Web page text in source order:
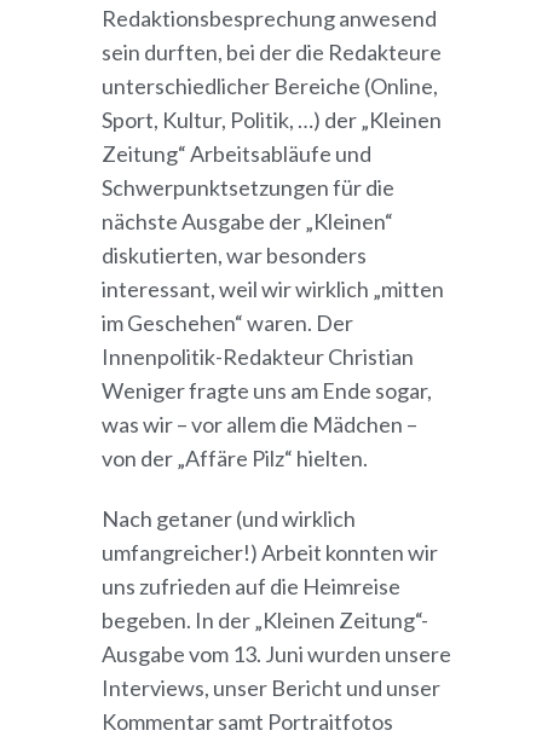
Redaktionsbesprechung anwesend
sein durften, bei der die Redakteure
unterschiedlicher Bereiche (Online,
Sport, Kultur, Politik, …) der „Kleinen
Zeitung“ Arbeitsabläufe und
Schwerpunktsetzungen für die
nächste Ausgabe der „Kleinen“
diskutierten, war besonders
interessant, weil wir wirklich „mitten
im Geschehen“ waren. Der
Innenpolitik-Redakteur Christian
Weniger fragte uns am Ende sogar,
was wir – vor allem die Mädchen –
von der „Affäre Pilz“ hielten.
Nach getaner (und wirklich
umfangreicher!) Arbeit konnten wir
uns zufrieden auf die Heimreise
begeben. In der „Kleinen Zeitung“-
Ausgabe vom 13. Juni wurden unsere
Interviews, unser Bericht und unser
Kommentar samt Portraitfotos